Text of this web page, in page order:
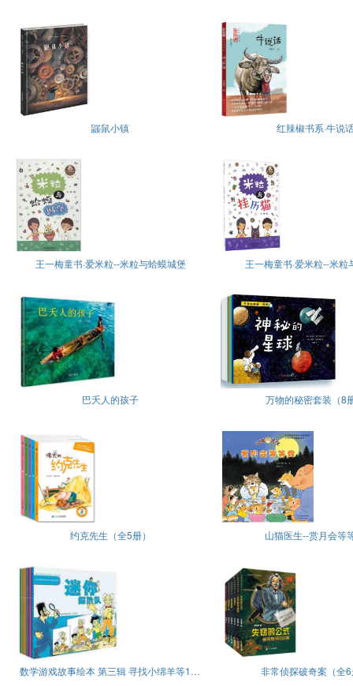
鼹鼠小镇 红辣椒书系·牛说
王一梅童书·爱米粒--米粒与蛤蟆城堡 王一梅童书·爱米粒--米粒
巴夭人的孩子 万物的秘密套装（8
约克先生（全5册） 山猫医生--赏月会等
数学游戏故事绘本 第三辑 寻找小绵羊等11册 非常侦探破奇案（全